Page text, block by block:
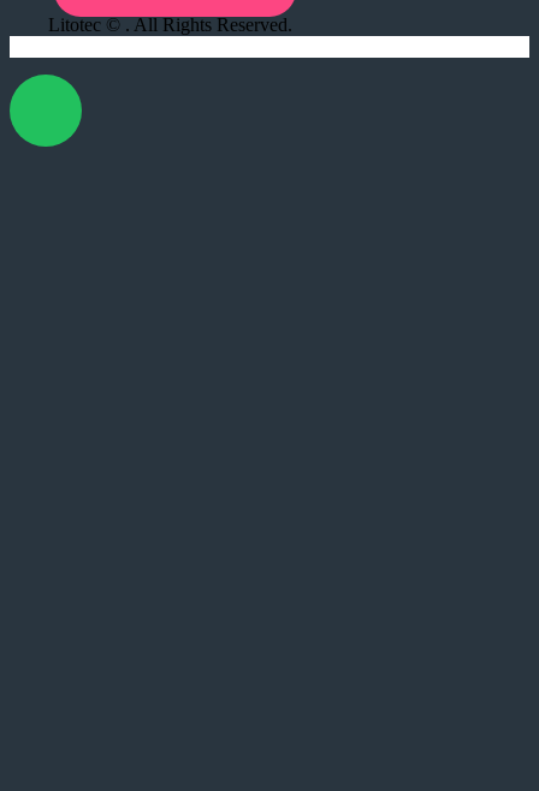
Litotec © . All Rights Reserved.